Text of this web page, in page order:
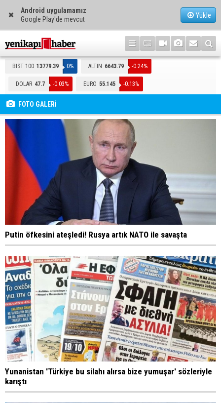
Android uygulamamız
Google Play'de mevcut
Yükle
BIST 100 13779.39 0% ALTIN 6643.79 -0.24%
DOLAR 47.7 -0.03% EURO 55.145 -0.13%
FOTO GALERİ
Putin öfkesini ateşledi! Rusya artık NATO ile savaşta
Yunanistan 'Türkiye bu silahı alırsa bize yumuşar' sözleriyle
karıştı